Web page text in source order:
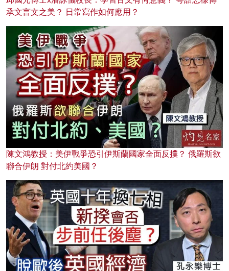
承文言文之美？ 日常寫作如何應用？
陳文鴻教授：美伊戰爭恐引伊斯蘭國家全面反撲？ 俄羅斯欲
聯合伊朗 對付北約美國？